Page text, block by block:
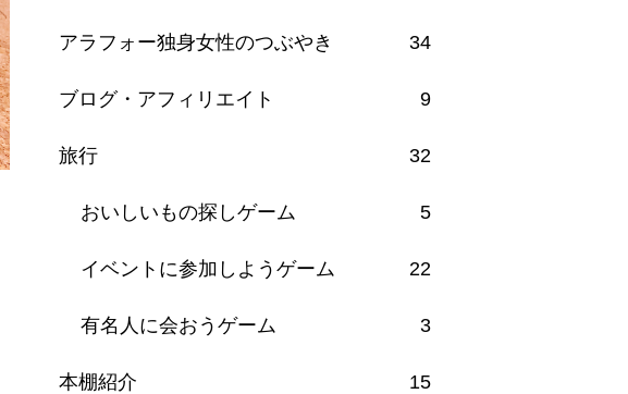
アラフォー独身女性のつぶやき 34
ブログ・アフィリエイト 9
旅行 32
おいしいもの探しゲーム 5
イベントに参加しようゲーム 22
有名人に会おうゲーム 3
本棚紹介 15